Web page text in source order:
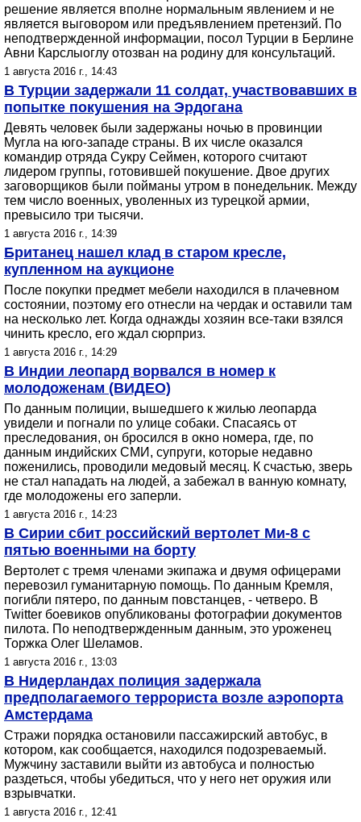
решение является вполне нормальным явлением и не
является выговором или предъявлением претензий. По
неподтвержденной информации, посол Турции в Берлине
Авни Карслыоглу отозван на родину для консультаций.
1 августа 2016 г., 14:43
В Турции задержали 11 солдат, участвовавших в
попытке покушения на Эрдогана
Девять человек были задержаны ночью в провинции
Мугла на юго-западе страны. В их числе оказался
командир отряда Сукру Сеймен, которого считают
лидером группы, готовившей покушение. Двое других
заговорщиков были пойманы утром в понедельник. Между
тем число военных, уволенных из турецкой армии,
превысило три тысячи.
1 августа 2016 г., 14:39
Британец нашел клад в старом кресле,
купленном на аукционе
После покупки предмет мебели находился в плачевном
состоянии, поэтому его отнесли на чердак и оставили там
на несколько лет. Когда однажды хозяин все-таки взялся
чинить кресло, его ждал сюрприз.
1 августа 2016 г., 14:29
В Индии леопард ворвался в номер к
молодоженам (ВИДЕО)
По данным полиции, вышедшего к жилью леопарда
увидели и погнали по улице собаки. Спасаясь от
преследования, он бросился в окно номера, где, по
данным индийских СМИ, супруги, которые недавно
поженились, проводили медовый месяц. К счастью, зверь
не стал нападать на людей, а забежал в ванную комнату,
где молодожены его заперли.
1 августа 2016 г., 14:23
В Сирии сбит российский вертолет Ми-8 с
пятью военными на борту
Вертолет с тремя членами экипажа и двумя офицерами
перевозил гуманитарную помощь. По данным Кремля,
погибли пятеро, по данным повстанцев, - четверо. В
Twitter боевиков опубликованы фотографии документов
пилота. По неподтвержденным данным, это уроженец
Торжка Олег Шеламов.
1 августа 2016 г., 13:03
В Нидерландах полиция задержала
предполагаемого террориста возле аэропорта
Амстердама
Стражи порядка остановили пассажирский автобус, в
котором, как сообщается, находился подозреваемый.
Мужчину заставили выйти из автобуса и полностью
раздеться, чтобы убедиться, что у него нет оружия или
взрывчатки.
1 августа 2016 г., 12:41